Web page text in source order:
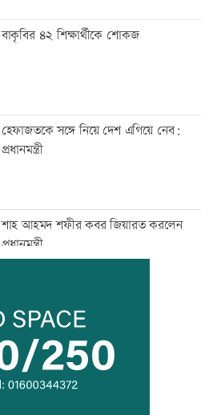
বাকৃবির ৪২ শিক্ষার্থীকে শোকজ
হেফাজতকে সঙ্গে নিয়ে দেশ এগিয়ে নেব:
প্রধানমন্ত্রী
শাহ আহমদ শফীর কবর জিয়ারত করলেন
প্রধানমন্ত্রী
সাঁওতাল হত্যা বিচারের দাবিতে বিক্ষোভ